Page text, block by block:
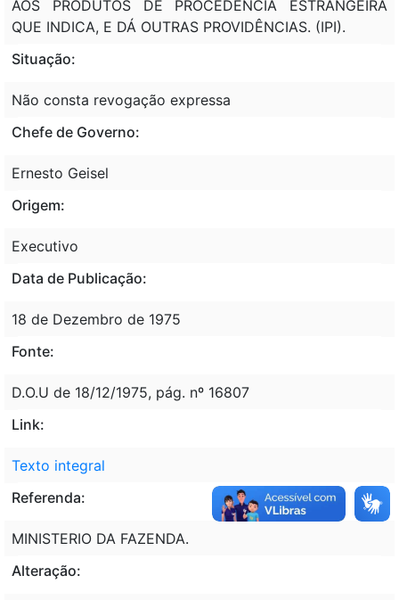
AOS PRODUTOS DE PROCEDÊNCIA ESTRANGEIRA
QUE INDICA, E DÁ OUTRAS PROVIDÊNCIAS. (IPI).
Situação:
Não consta revogação expressa
Chefe de Governo:
Ernesto Geisel
Origem:
Executivo
Data de Publicação:
18 de Dezembro de 1975
Fonte:
D.O.U de 18/12/1975, pág. nº 16807
Link:
Texto integral
Referenda:
MINISTERIO DA FAZENDA.
Alteração: